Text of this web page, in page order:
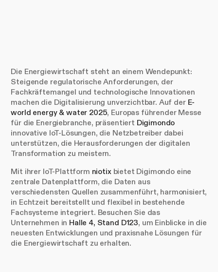
Die Energiewirtschaft steht an einem Wendepunkt:
Steigende regulatorische Anforderungen, der
Fachkräftemangel und technologische Innovationen
machen die Digitalisierung unverzichtbar. Auf der E-
world energy & water 2025, Europas führender Messe
für die Energiebranche, präsentiert Digimondo
innovative IoT-Lösungen, die Netzbetreiber dabei
unterstützen, die Herausforderungen der digitalen
Transformation zu meistern.
Mit ihrer IoT-Plattform niotixbietet Digimondo eine
zentrale Datenplattform, die Daten aus
verschiedensten Quellen zusammenführt, harmonisiert,
in Echtzeit bereitstellt und flexibel in bestehende
Fachsysteme integriert. Besuchen Sie das
Unternehmen in Halle 4, Stand D123, um Einblicke in die
neuesten Entwicklungen und praxisnahe Lösungen für
die Energiewirtschaft zu erhalten.